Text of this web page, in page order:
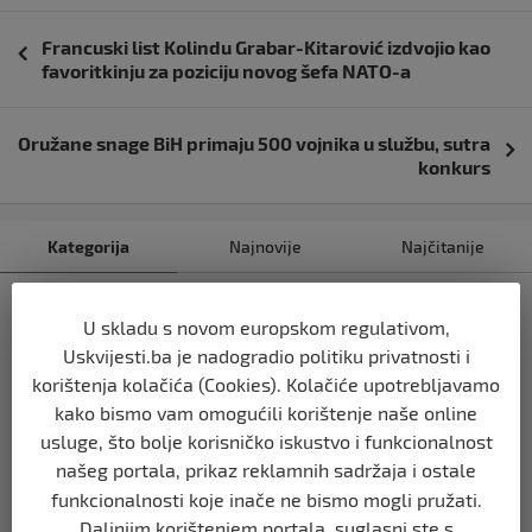
objava
Francuski list Kolindu Grabar-Kitarović izdvojio kao
favoritkinju za poziciju novog šefa NATO-a
Oružane snage BiH primaju 500 vojnika u službu, sutra
konkurs
Kategorija Najnovije Najčitanije
VLADA MUSTAFE RUŽNIĆA PRED
POLITIČKIM KRAJEM?
prije 2 dana
USK
KOLIKO LI JE SVJETOVA UBIJENO U
SREBRENICI, VIŠEGRADU, BILJANIMA,
PRIJEDORU, KOZARCU?
U skladu s novom europskom regulativom,
Uskvijesti.ba je nadogradio politiku privatnosti i
korištenja kolačića (Cookies). Kolačiće upotrebljavamo
kako bismo vam omogućili korištenje naše online
usluge, što bolje korisničko iskustvo i funkcionalnost
našeg portala, prikaz reklamnih sadržaja i ostale
funkcionalnosti koje inače ne bismo mogli pružati.
Daljnjim korištenjem portala, suglasni ste s